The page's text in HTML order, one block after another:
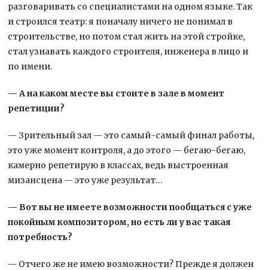
разговаривать со специалистами на одном языке. Так
и строился театр: я поначалу ничего не понимал в
строительстве, но потом стал жить на этой стройке,
стал узнавать каждого строителя, инженера в лицо и
по имени.
— А на каком месте вы стоите в зале в момент
репетиции?
— Зрительный зал — это самый-самый финал работы,
это уже момент контроля, а до этого — бегаю-бегаю,
камерно репетирую в классах, ведь выстроенная
мизансцена — это уже результат…
— Вот вы не имеете возможности пообщаться с уже
покойным композитором, но есть ли у вас такая
потребность?
— Отчего же не имею возможности? Прежде я должен